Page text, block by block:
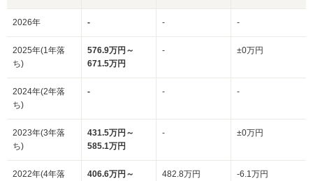
2026年 - - -
2025年(1年落
ち)
576.9万円～
671.5万円
- ±0万円
2024年(2年落
ち)
- - -
2023年(3年落
ち)
431.5万円～
585.1万円
- ±0万円
2022年(4年落
406.6万円～
482.8万円 -6.1万円